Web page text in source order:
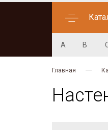
A B
Главная